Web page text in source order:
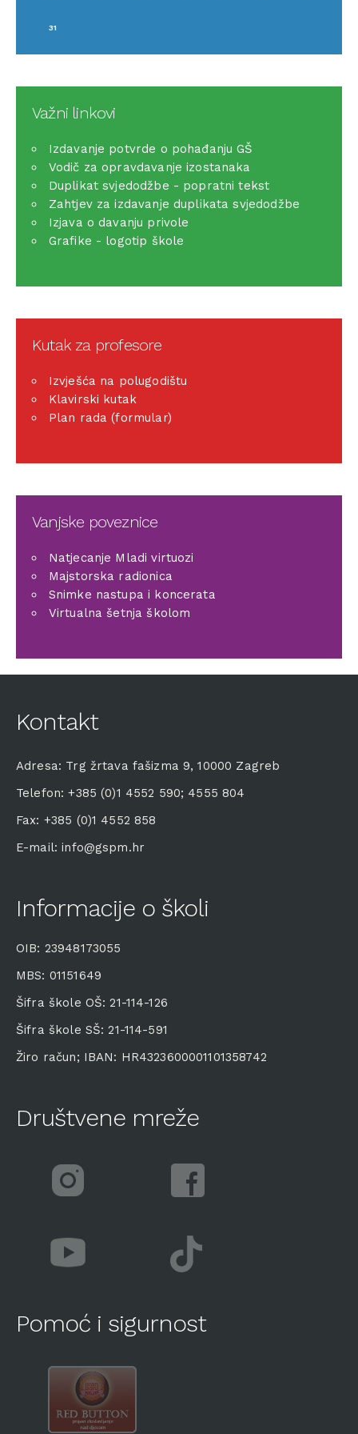
31
Važni linkovi
Izdavanje potvrde o pohađanju GŠ
Vodič za opravdavanje izostanaka
Duplikat svjedodžbe - popratni tekst
Zahtjev za izdavanje duplikata svjedodžbe
Izjava o davanju privole
Grafike - logotip škole
Kutak za profesore
Izvješća na polugodištu
Klavirski kutak
Plan rada (formular)
Vanjske poveznice
Natjecanje Mladi virtuozi
Majstorska radionica
Snimke nastupa i koncerata
Virtualna šetnja školom
Kontakt
Adresa: Trg žrtava fašizma 9, 10000 Zagreb
Telefon: +385 (0)1 4552 590; 4555 804
Fax: +385 (0)1 4552 858
E-mail: info@gspm.hr
Informacije o školi
OIB: 23948173055
MBS: 01151649
Šifra škole OŠ: 21-114-126
Šifra škole SŠ: 21-114-591
Žiro račun; IBAN: HR4323600001101358742
Društvene mreže
Pomoć i sigurnost